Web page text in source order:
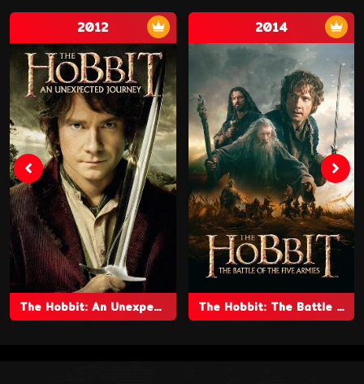
2012
The Hobbit: An Unexpected Journey
2014
The Hobbit: The Battle of the Five Armies